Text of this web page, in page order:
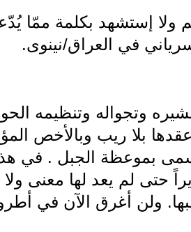
إستشهد بكلمة ممّا
في العراق/نينوى.
وتجواله وتنظيمه
عقدها بلا ريب وبالأخص
بموعظة الجبل . في هذا
يهوه ونقضها وحوّرها 25 تحويراً حتى لم
ولن أغرق الآن في